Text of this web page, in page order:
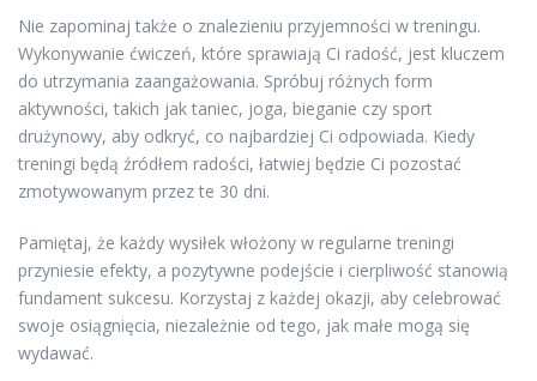
Nie zapominaj także o znalezieniu przyjemności w treningu.
Wykonywanie ćwiczeń, które sprawiają Ci radość, jest kluczem
do utrzymania zaangażowania. Spróbuj różnych form
aktywności, takich jak taniec, joga, bieganie czy sport
drużynowy, aby odkryć, co najbardziej Ci odpowiada. Kiedy
treningi będą źródłem radości, łatwiej będzie Ci pozostać
zmotywowanym przez te 30 dni.
Pamiętaj, że każdy wysiłek włożony w regularne treningi
przyniesie efekty, a pozytywne podejście i cierpliwość stanowią
fundament sukcesu. Korzystaj z każdej okazji, aby celebrować
swoje osiągnięcia, niezależnie od tego, jak małe mogą się
wydawać.